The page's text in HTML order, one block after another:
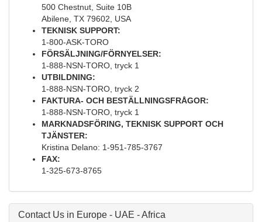
500 Chestnut, Suite 10B
Abilene, TX 79602, USA
TEKNISK SUPPORT:
1-800-ASK-TORO
FÖRSÄLJNING/FÖRNYELSER:
1-888-NSN-TORO, tryck 1
UTBILDNING:
1-888-NSN-TORO, tryck 2
FAKTURA- OCH BESTÄLLNINGSFRÅGOR:
1-888-NSN-TORO, tryck 1
MARKNADSFÖRING, TEKNISK SUPPORT OCH
TJÄNSTER:
Kristina Delano: 1-951-785-3767
FAX:
1-325-673-8765
Contact Us in Europe - UAE - Africa